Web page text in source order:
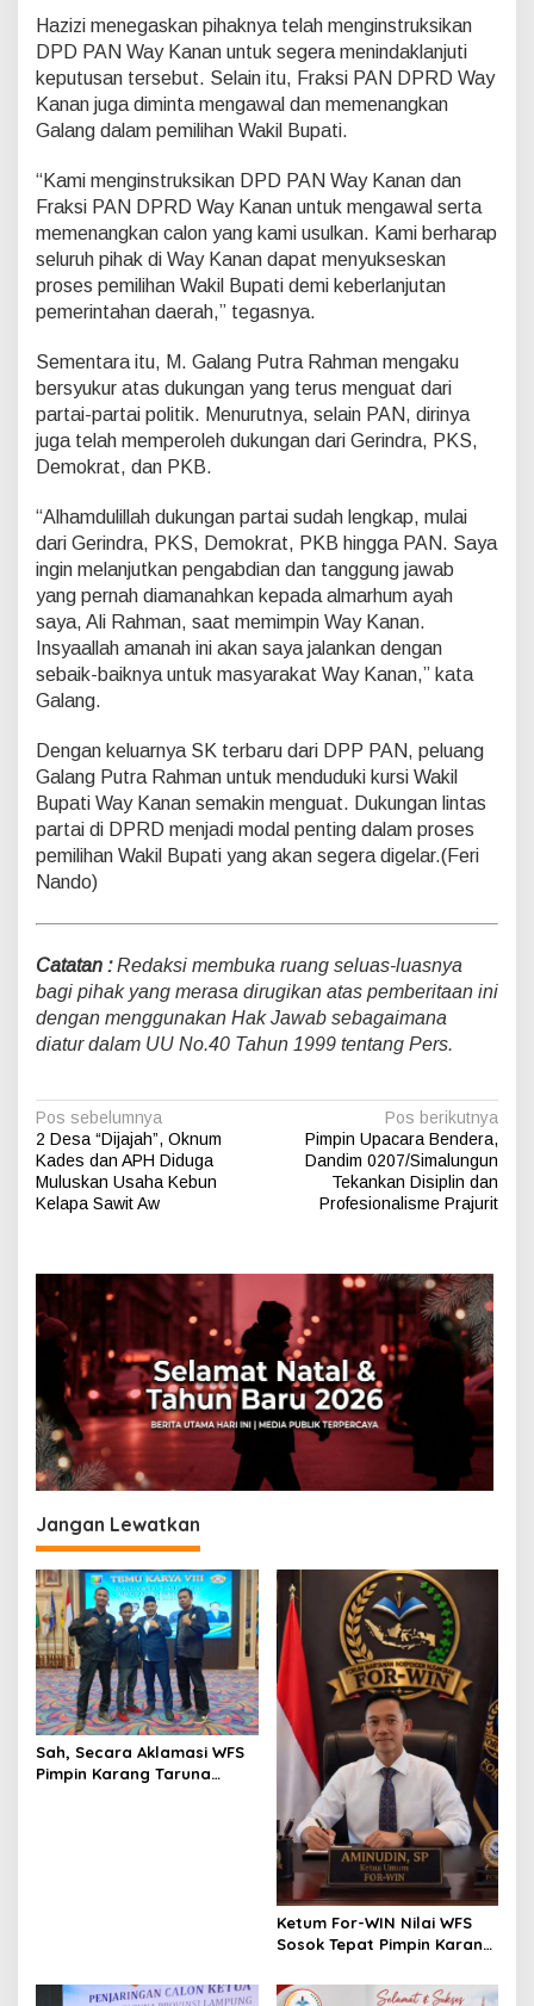
Hazizi menegaskan pihaknya telah menginstruksikan
DPD PAN Way Kanan untuk segera menindaklanjuti
keputusan tersebut. Selain itu, Fraksi PAN DPRD Way
Kanan juga diminta mengawal dan memenangkan
Galang dalam pemilihan Wakil Bupati.
“Kami menginstruksikan DPD PAN Way Kanan dan
Fraksi PAN DPRD Way Kanan untuk mengawal serta
memenangkan calon yang kami usulkan. Kami berharap
seluruh pihak di Way Kanan dapat menyukseskan
proses pemilihan Wakil Bupati demi keberlanjutan
pemerintahan daerah,” tegasnya.
Sementara itu, M. Galang Putra Rahman mengaku
bersyukur atas dukungan yang terus menguat dari
partai-partai politik. Menurutnya, selain PAN, dirinya
juga telah memperoleh dukungan dari Gerindra, PKS,
Demokrat, dan PKB.
“Alhamdulillah dukungan partai sudah lengkap, mulai
dari Gerindra, PKS, Demokrat, PKB hingga PAN. Saya
ingin melanjutkan pengabdian dan tanggung jawab
yang pernah diamanahkan kepada almarhum ayah
saya, Ali Rahman, saat memimpin Way Kanan.
Insyaallah amanah ini akan saya jalankan dengan
sebaik-baiknya untuk masyarakat Way Kanan,” kata
Galang.
Dengan keluarnya SK terbaru dari DPP PAN, peluang
Galang Putra Rahman untuk menduduki kursi Wakil
Bupati Way Kanan semakin menguat. Dukungan lintas
partai di DPRD menjadi modal penting dalam proses
pemilihan Wakil Bupati yang akan segera digelar.(Feri
Nando)
Catatan :Redaksi membuka ruang seluas-luasnya
bagi pihak yang merasa dirugikan atas pemberitaan ini
dengan menggunakan Hak Jawab sebagaimana
diatur dalam UU No.40 Tahun 1999 tentang Pers.
N
a
v
i
a
s
p
o
s
Pos sebelumnya
2 Desa “Dijajah”, Oknum
Kades dan APH Diduga
Muluskan Usaha Kebun
Kelapa Sawit Aw
Pos berikutnya
Pimpin Upacara Bendera,
Dandim 0207/Simalungun
Tekankan Disiplin dan
Profesionalisme Prajurit
Jangan Lewatkan
Sah, Secara Aklamasi WFS
Pimpin Karang Taruna
Ketum For-WIN Nilai WFS
Sosok Tepat Pimpin Karang